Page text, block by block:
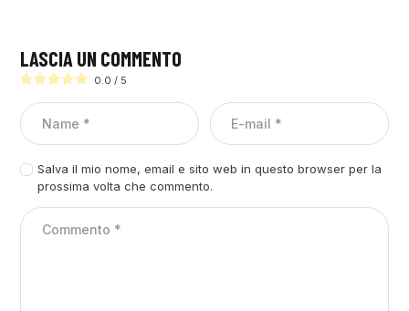
LASCIA UN COMMENTO
0.0 / 5
Salva il mio nome, email e sito web in questo browser per la
prossima volta che commento.